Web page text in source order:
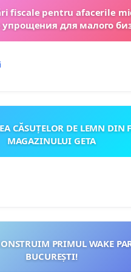
fiscale pentru afacerile
упрощения для малого
CĂSUȚELOR DE LEMN DIN
MAGAZINULUI GETA
PRIMUL WAKE
BUCUREȘTI!